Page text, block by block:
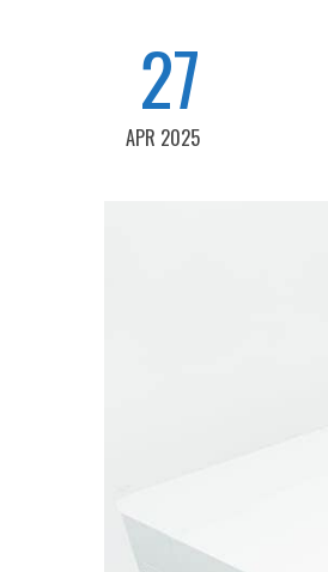
27
APR 2025